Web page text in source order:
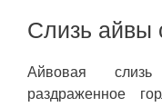
Слизь айвы
Айвовая
раздраженное